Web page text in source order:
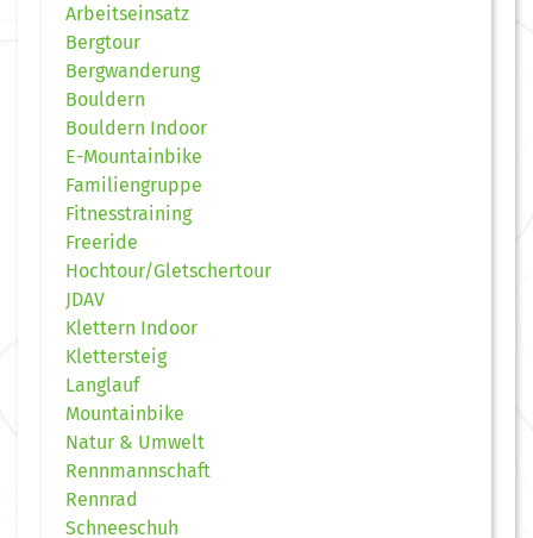
Arbeitseinsatz
Bergtour
Bergwanderung
Bouldern
Bouldern Indoor
E-Mountainbike
Familiengruppe
Fitnesstraining
Freeride
Hochtour/Gletschertour
JDAV
Klettern Indoor
Klettersteig
Langlauf
Mountainbike
Natur & Umwelt
Rennmannschaft
Rennrad
Schneeschuh